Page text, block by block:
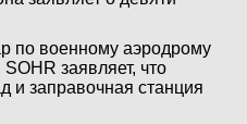
по военному аэродрому
заявляет, что
и заправочная станция